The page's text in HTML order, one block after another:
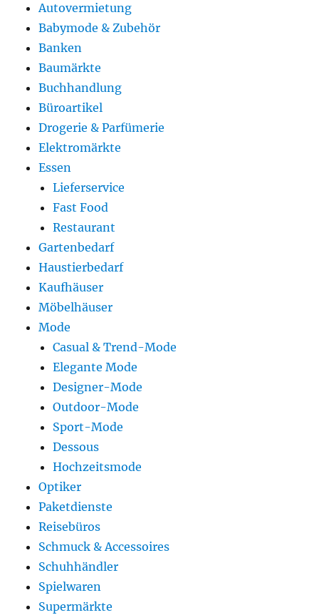
Autovermietung
Babymode & Zubehör
Banken
Baumärkte
Buchhandlung
Büroartikel
Drogerie & Parfümerie
Elektromärkte
Essen
Lieferservice
Fast Food
Restaurant
Gartenbedarf
Haustierbedarf
Kaufhäuser
Möbelhäuser
Mode
Casual & Trend-Mode
Elegante Mode
Designer-Mode
Outdoor-Mode
Sport-Mode
Dessous
Hochzeitsmode
Optiker
Paketdienste
Reisebüros
Schmuck & Accessoires
Schuhhändler
Spielwaren
Supermärkte